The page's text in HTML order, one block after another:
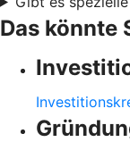
Das könnte